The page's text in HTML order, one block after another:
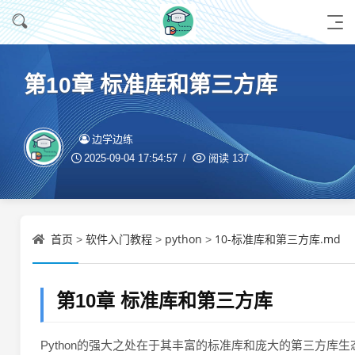
第10章 标准库和第三方库
边学边练
2025-09-04 17:54:57 阅读 137
首页 > 软件入门教程 > python > 10-标准库和第三方库.md
第10章 标准库和第三方库
Python的强大之处在于其丰富的标准库和庞大的第三方库